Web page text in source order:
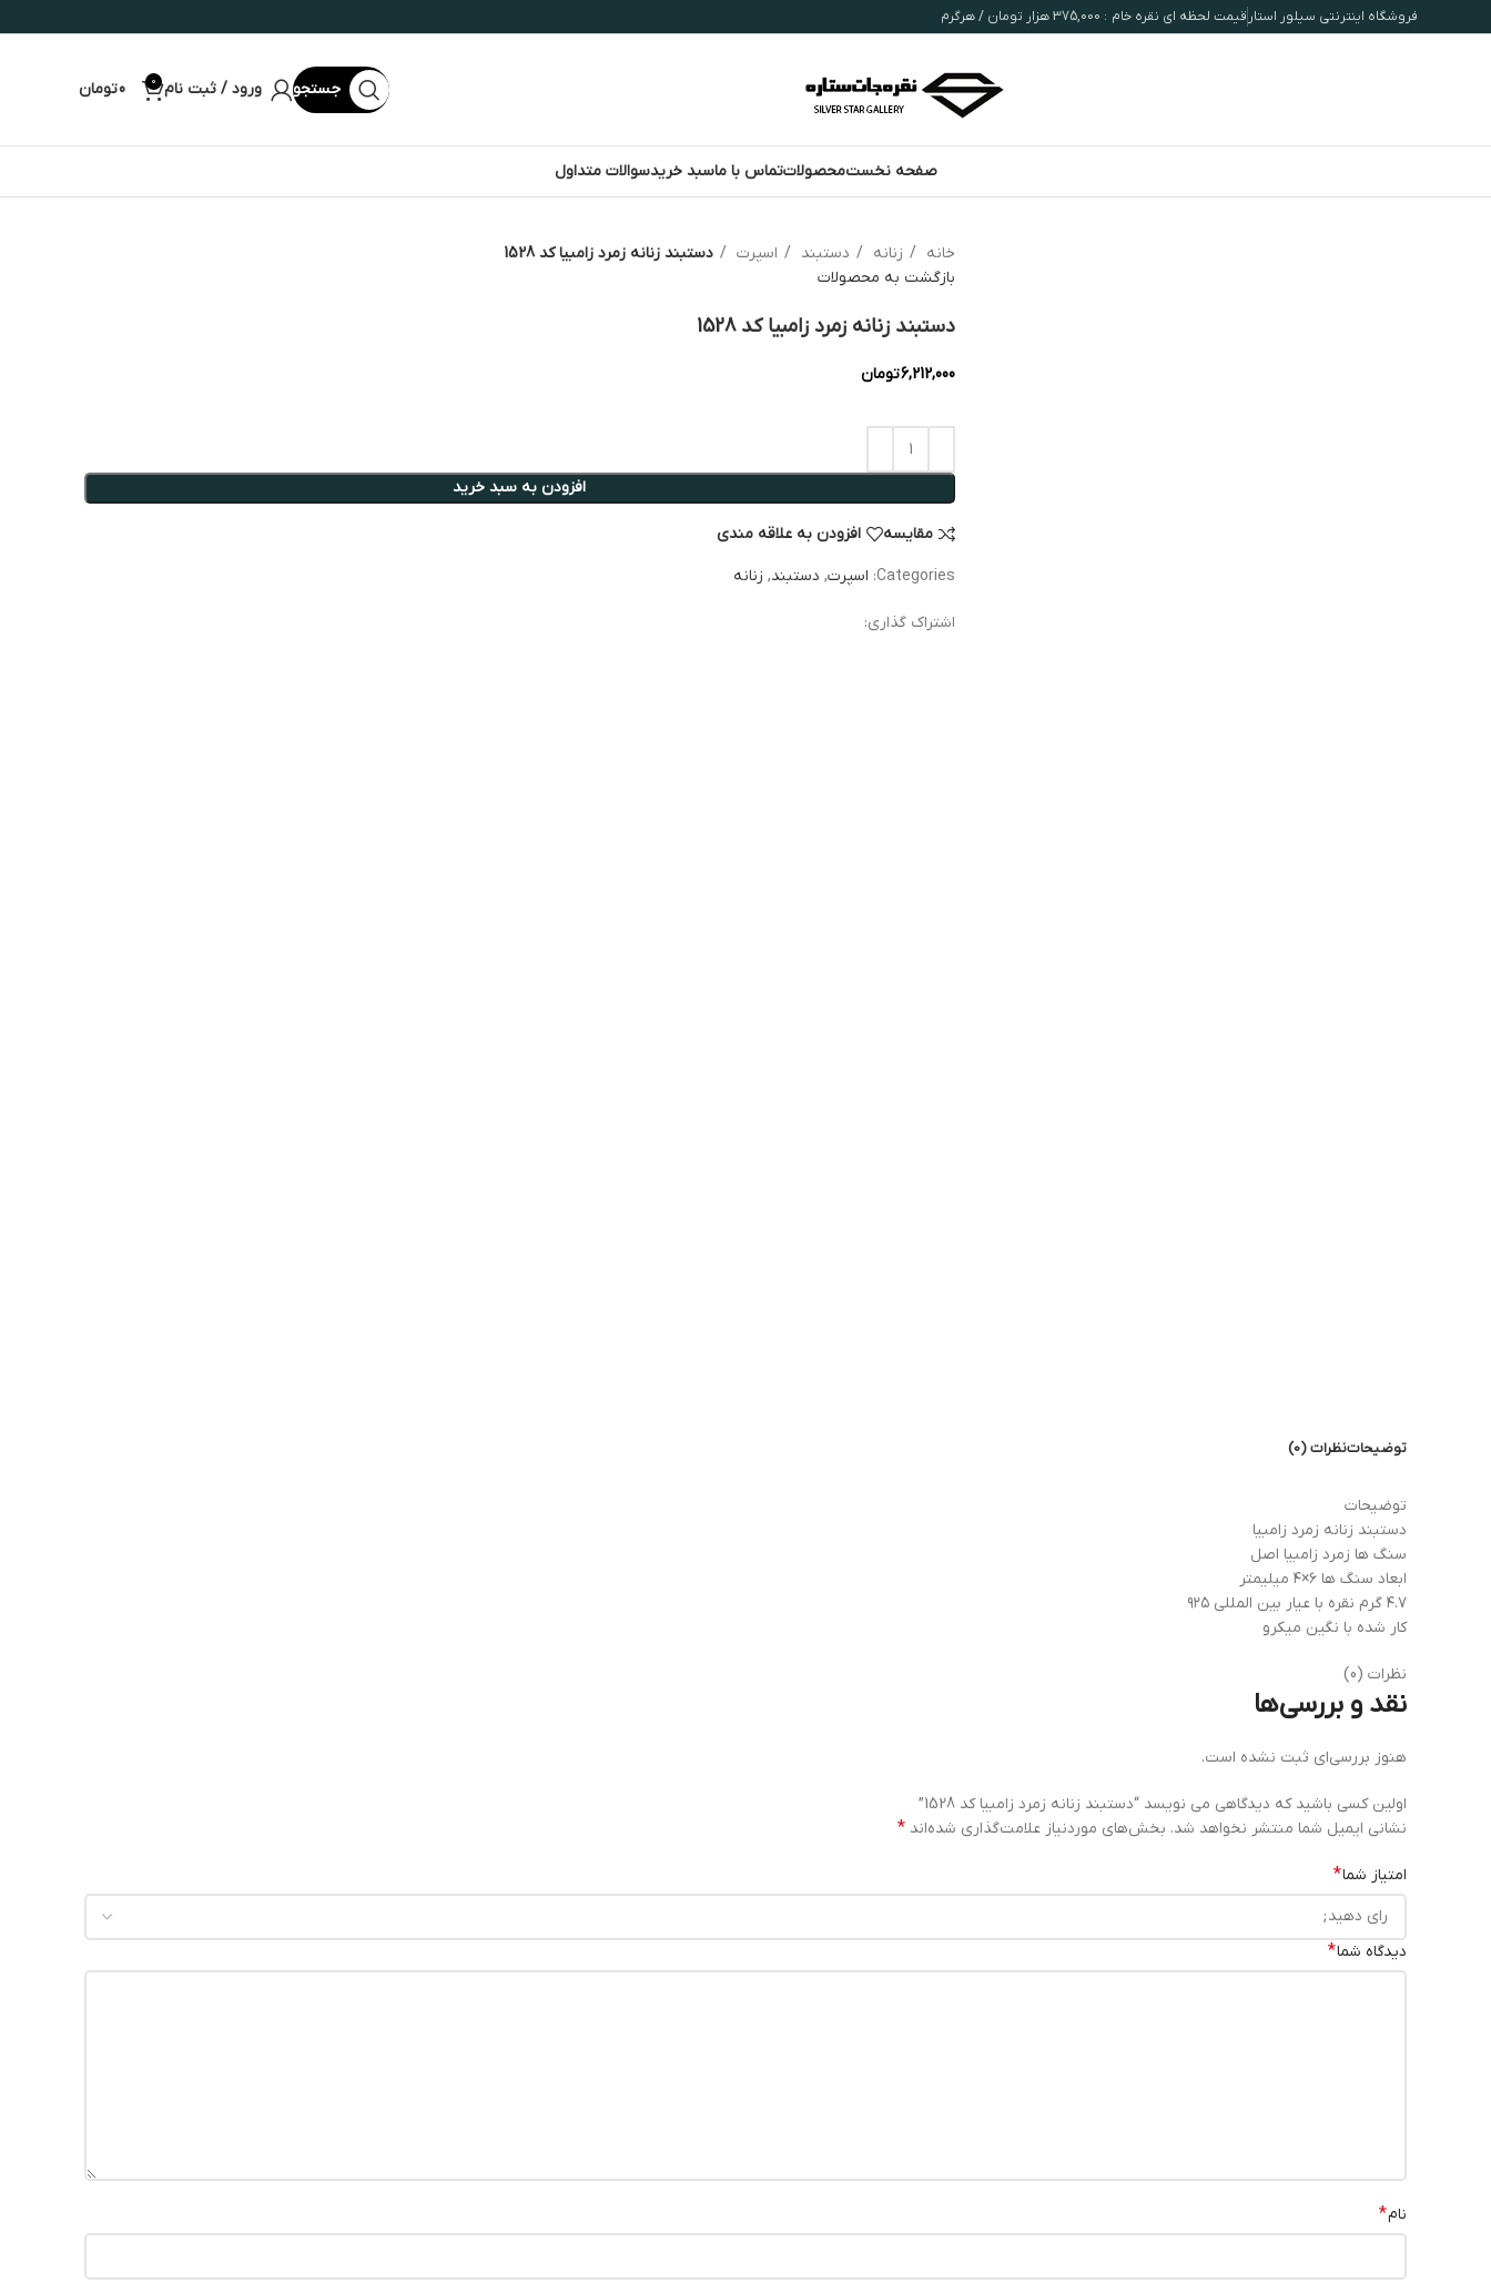
فروشگاه اینترنتی سیلور استار قیمت لحظه ای نقره خام : 375,000 هزار تومان / هرگرم
جستجو ورود / ثبت نام 0
0تومان
صفحه نخستمحصولاتتماس با ماسبد خریدسوالات متداول
خانه زنانه دستبند اسپرت
دستبند زنانه زمرد زامبیا کد 1528
بازگشت به محصولات
دستبند زنانه زمرد زامبیا کد 1528
6,212,000تومان
افزودن به سبد خرید
مقایسه افزودن به علاقه مندی
Categories: اسپرت, دستبند, زنانه
اشتراک گذاری:
توضیحاتنظرات (0)
توضیحات
دستبند زنانه زمرد زامبیا
سنگ ها زمرد زامبیا اصل
ابعاد سنگ ها ۶×۴ میلیمتر
۴.۷ گرم نقره با عیار بین المللی ۹۲۵
کار شده با نگین میکرو
نظرات (0)
نقد و بررسی‌ها
هنوز بررسی‌ای ثبت نشده است.
اولین کسی باشید که دیدگاهی می نویسد “دستبند زنانه زمرد زامبیا کد 1528”
نشانی ایمیل شما منتشر نخواهد شد. بخش‌های موردنیاز علامت‌گذاری شده‌اند *
امتیاز شما*
دیدگاه شما*
نام*